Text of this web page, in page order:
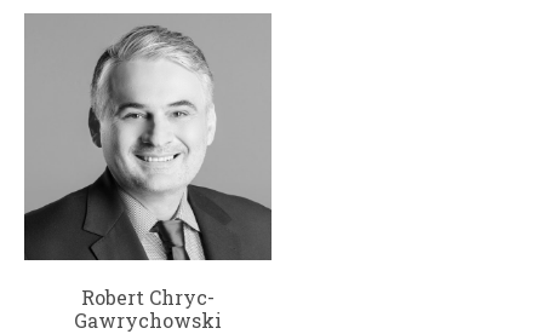
Robert Chryc-
Gawrychowski